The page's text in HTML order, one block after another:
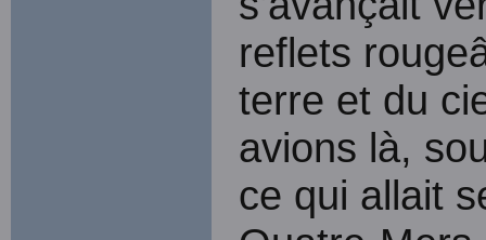
reflets
terre et du
avions là,
ce qui allait